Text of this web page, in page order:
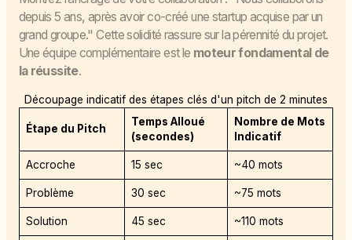
depuis 5 ans, après avoir co-créé une startup acquise par un
grand groupe." Cette solidité rassure sur la pérennité du projet.
Une équipe complémentaire est le moteur fondamental de
la réussite.
Découpage indicatif des étapes clés d'un pitch de 2 minutes
Étape du Pitch
Temps Alloué
(secondes)
Nombre de Mots
Indicatif
Accroche 15 sec ~40 mots
Problème 30 sec ~75 mots
Solution 45 sec ~110 mots